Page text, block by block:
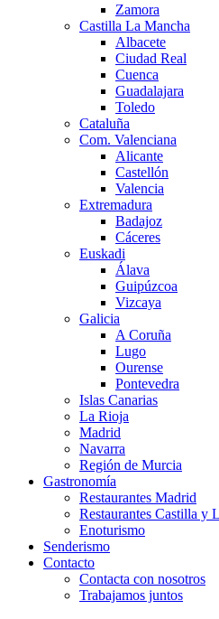
Zamora
Castilla La Mancha
Albacete
Ciudad Real
Cuenca
Guadalajara
Toledo
Cataluña
Com. Valenciana
Alicante
Castellón
Valencia
Extremadura
Badajoz
Cáceres
Euskadi
Álava
Guipúzcoa
Vizcaya
Galicia
A Coruña
Lugo
Ourense
Pontevedra
Islas Canarias
La Rioja
Madrid
Navarra
Región de Murcia
Gastronomía
Restaurantes Madrid
Restaurantes Castilla y
Enoturismo
Senderismo
Contacto
Contacta con nosotros
Trabajamos juntos